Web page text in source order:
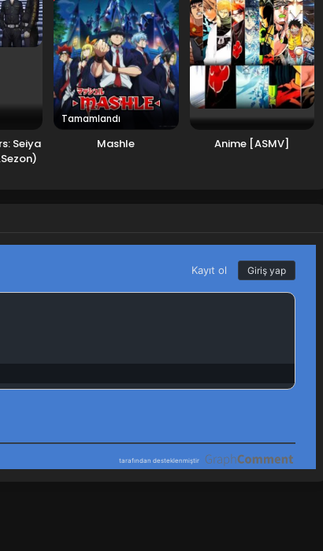
Seiya
Tamamlandı
Mashle Anime [ASMV]